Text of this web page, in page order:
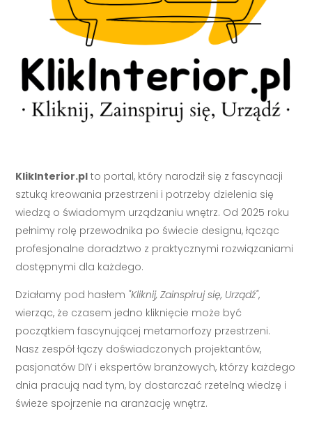
KlikInterior.pl to portal, który narodził się z fascynacji
sztuką kreowania przestrzeni i potrzeby dzielenia się
wiedzą o świadomym urządzaniu wnętrz. Od 2025 roku
pełnimy rolę przewodnika po świecie designu, łącząc
profesjonalne doradztwo z praktycznymi rozwiązaniami
dostępnymi dla każdego.
Działamy pod hasłem "Kliknij, Zainspiruj się, Urządź",
wierząc, że czasem jedno kliknięcie może być
początkiem fascynującej metamorfozy przestrzeni.
Nasz zespół łączy doświadczonych projektantów,
pasjonatów DIY i ekspertów branżowych, którzy każdego
dnia pracują nad tym, by dostarczać rzetelną wiedzę i
świeże spojrzenie na aranżację wnętrz.